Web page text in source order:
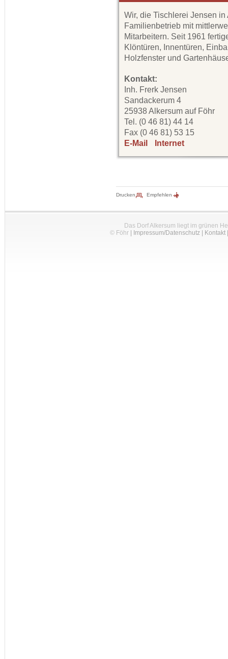
Wir, die Tischlerei Jensen
Familienbetrieb mit
Mitarbeitern. Seit 1961
Klöntüren, Innentüren,
Holzfenster und
Kontakt:
Inh. Frerk Jensen
Sandackerum 4
25938 Alkersum auf Föhr
Tel. (0 46 81) 44 14
Fax (0 46 81) 53 15
E-Mail
Internet
Drucken Empfehlen
Das Dorf Alkersum liegt im grünen
© Föhr| Impressum/Datenschutz| Kontakt